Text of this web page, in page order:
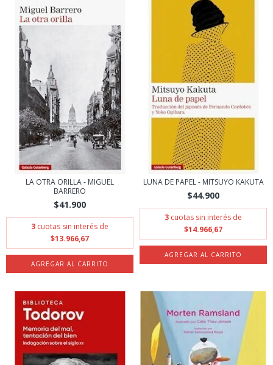
LA OTRA ORILLA - MIGUEL
BARRERO
$41.900
3 cuotas sin interés de
$13.966,67
LUNA DE PAPEL - MITSUYO KAKUTA
$44.900
3 cuotas sin interés de
$14.966,67